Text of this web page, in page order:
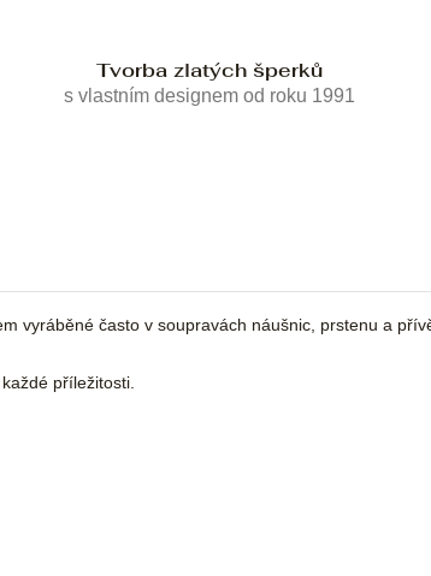
Tvorba zlatých šperků
s vlastním designem od roku 1991
vyráběné často v soupravách náušnic, prstenu a
příležitosti.